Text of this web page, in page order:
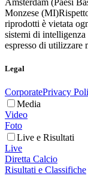
Amsterdam (Paesi
Monzese (MI)
riprodotti è vietata
sistemi di
espresso di utilizzare
Legal
CorporatePrivacy
Media
Video
Foto
Live e Risultati
Live
Diretta Calcio
Risultati e Classifiche